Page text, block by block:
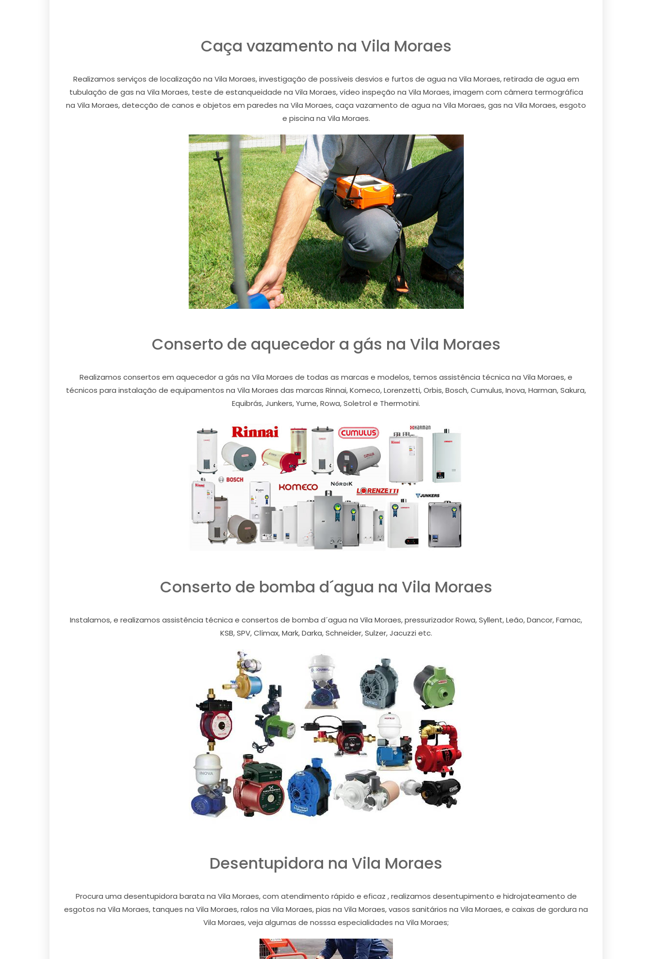
Caça vazamento na Vila Moraes
Realizamos serviços de localização na Vila Moraes, investigação de possíveis desvios e furtos de agua na Vila Moraes, retirada de agua em
tubulação de gas na Vila Moraes, teste de estanqueidade na Vila Moraes, vídeo inspeção na Vila Moraes, imagem com câmera termográfica
na Vila Moraes, detecção de canos e objetos em paredes na Vila Moraes, caça vazamento de agua na Vila Moraes, gas na Vila Moraes, esgoto
e piscina na Vila Moraes.
Conserto de aquecedor a gás na Vila Moraes
Realizamos consertos em aquecedor a gás na Vila Moraes de todas as marcas e modelos, temos assistência técnica na Vila Moraes, e
técnicos para instalação de equipamentos na Vila Moraes das marcas Rinnai, Komeco, Lorenzetti, Orbis, Bosch, Cumulus, Inova, Harman, Sakura,
Equibrás, Junkers, Yume, Rowa, Soletrol e Thermotini.
Conserto de bomba d´agua na Vila Moraes
Instalamos, e realizamos assistência técnica e consertos de bomba d´agua na Vila Moraes, pressurizador Rowa, Syllent, Leão, Dancor, Famac,
KSB, SPV, Clímax, Mark, Darka, Schneider, Sulzer, Jacuzzi etc.
Desentupidora na Vila Moraes
Procura uma desentupidora barata na Vila Moraes, com atendimento rápido e eficaz , realizamos desentupimento e hidrojateamento de
esgotos na Vila Moraes, tanques na Vila Moraes, ralos na Vila Moraes, pias na Vila Moraes, vasos sanitários na Vila Moraes, e caixas de gordura na
Vila Moraes, veja algumas de nosssa especialidades na Vila Moraes;